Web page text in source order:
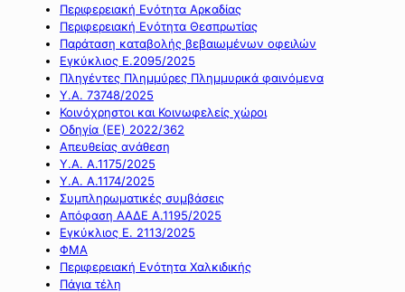
Περιφερειακή Ενότητα Αρκαδίας
Περιφερειακή Ενότητα Θεσπρωτίας
Παράταση καταβολής βεβαιωμένων οφειλών
Εγκύκλιος Ε.2095/2025
Πληγέντες Πλημμύρες Πλημμυρικά φαινόμενα
Υ.Α. 73748/2025
Κοινόχρηστοι και Κοινωφελείς χώροι
Οδηγία (ΕΕ) 2022/362
Απευθείας ανάθεση
Υ.Α. Α.1175/2025
Υ.Α. Α.1174/2025
Συμπληρωματικές συμβάσεις
Απόφαση ΑΑΔΕ Α.1195/2025
Εγκύκλιος Ε. 2113/2025
ΦΜΑ
Περιφερειακή Ενότητα Χαλκιδικής
Πάγια τέλη